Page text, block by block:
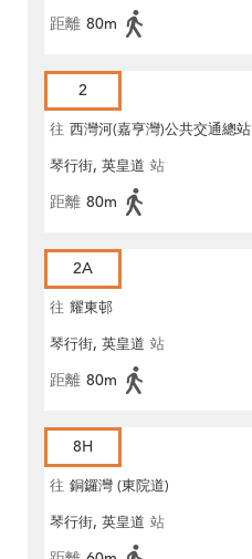
距離 80m
2
往 西灣河(嘉亨灣)公共交通總站
琴行街, 英皇道 站
距離 80m
2A
往 耀東邨
琴行街, 英皇道 站
距離 80m
8H
往 銅鑼灣 (東院道)
琴行街, 英皇道 站